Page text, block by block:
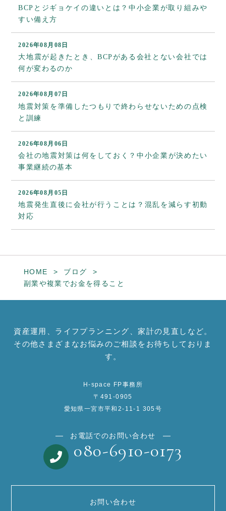
BCPとジギョケイの違いとは？中小企業が取り組みや
すい備え方
2026年08月08日
大地震が起きたとき、BCPがある会社とない会社では
何が変わるのか
2026年08月07日
地震対策を準備したつもりで終わらせないための点検
と訓練
2026年08月06日
会社の地震対策は何をしておく？中小企業が決めたい
事業継続の基本
2026年08月05日
地震発生直後に会社が行うことは？混乱を減らす初動
対応
HOME
ブログ
副業や複業でお金を得ること
資産運用、ライフプランニング、家計の見直しなど。
その他さまざまなお悩みのご相談をお待ちしておりま
す。
H-space FP事務所
〒491-0905
愛知県一宮市平和2-11-1 305号
お電話でのお問い合わせ
080-6910-0173
お問い合わせ